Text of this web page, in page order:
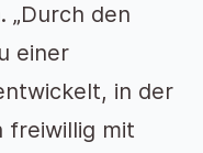
„Durch den
einer
in der
freiwillig mit